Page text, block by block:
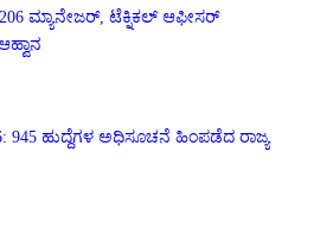
206 ಮ್ಯಾನೇಜರ್, ಟೆಕ್ನಿಕಲ್ ಆಫೀಸರ್
945 ಹುದ್ದೆಗಳ ಅಧಿಸೂಚನೆ ಹಿಂಪಡೆದ ರಾಜ್ಯ